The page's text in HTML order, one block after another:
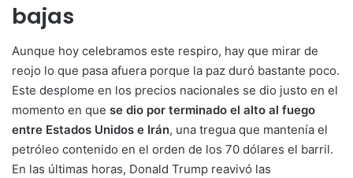
bajas
Aunque hoy celebramos este respiro, hay que mirar de
reojo lo que pasa afuera porque la paz duró bastante poco.
Este desplome en los precios nacionales se dio justo en el
momento en que se dio por terminado el alto al fuego
entre Estados Unidos e Irán, una tregua que mantenía el
petróleo contenido en el orden de los 70 dólares el barril.
En las últimas horas, Donald Trump reavivó las